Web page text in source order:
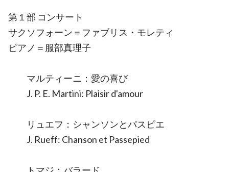
第１部 コンサート
サクソフォーン＝ファブリス・モレティ
ピアノ＝服部真理子
マルティーニ：愛の喜び
J. P. E. Martini: Plaisir d'amour
リュエフ：シャンソンとパスピエ
J. Rueff: Chanson et Passepied